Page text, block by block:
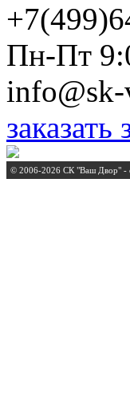
Пн-Пт
info@sk-
заказать
© 2006-2026 СК "Ваш Двор" -